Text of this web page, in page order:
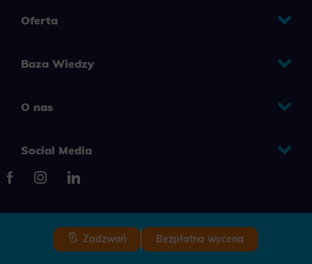
Oferta
Baza Wiedzy
O nas
Social Media
2025 © Copyright Grupa TENSE
Zadzwoń Bezpłatna wycena